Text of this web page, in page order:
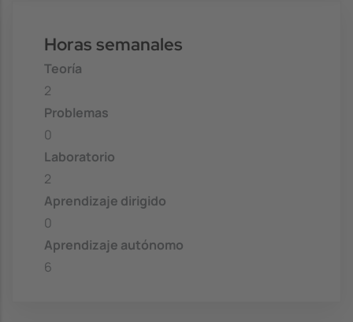
Horas semanales
Teoría
2
Problemas
0
Laboratorio
2
Aprendizaje dirigido
0
Aprendizaje autónomo
6